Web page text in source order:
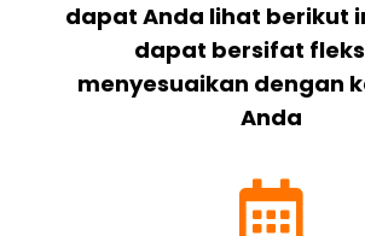
dapat Anda lihat berikut
dapat bersifat
menyesuaikan dengan
Anda